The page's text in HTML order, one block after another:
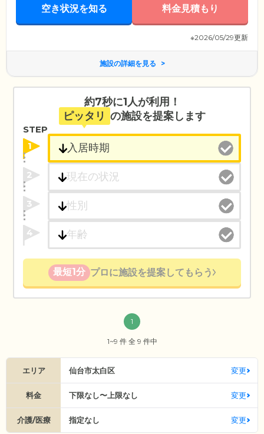
空き状況を知る 料金見積もり
※2026/05/29更新
施設の詳細を見る
約7秒に1人が利用！
ピッタリ の施設を提案します
STEP
1
2
3
4
最短1分 プロに施設を提案してもらう
1
1~9 件 全 9 件中
エリア 仙台市太白区 変更
料金 下限なし〜上限なし 変更
介護/医療 指定なし 変更